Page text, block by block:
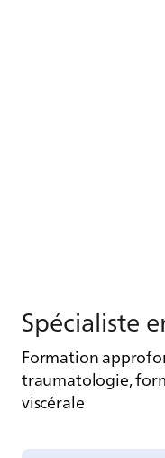
Spé­cia­liste
Formation
traumatologie,
viscérale